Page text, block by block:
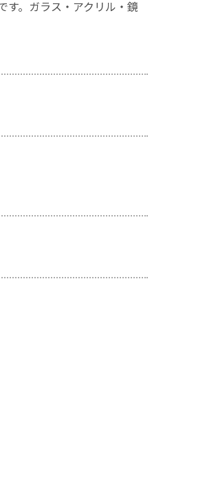
す。ガラス・アクリル・鏡